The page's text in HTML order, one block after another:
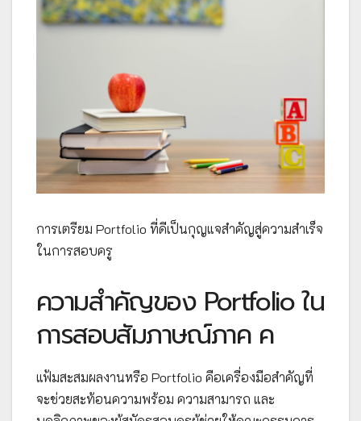
การเตรียม Portfolio ที่ดีเป็นกุญแจสำคัญสู่ความสำเร็จ
ในการสอบครู
ความสำคัญของ Portfolio ใน
การสอบสัมภาษณ์ภาค ค
แฟ้มสะสมผลงานหรือ Portfolio คือเครื่องมือสำคัญที่
จะช่วยสะท้อนความพร้อม ความสามารถ และ